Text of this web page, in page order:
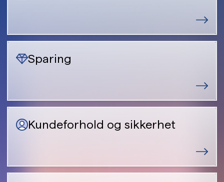
Sparing
Kundeforhold og sikkerhet